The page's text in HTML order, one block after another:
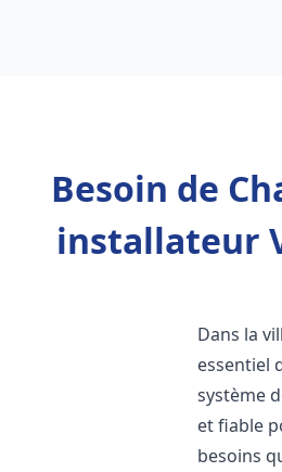
Besoin de
installateur
Dans la
essentiel
système
et fiable
besoins